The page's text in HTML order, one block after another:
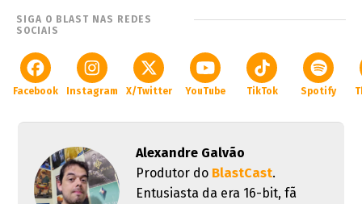
SIGA O BLAST NAS REDES
SOCIAIS
Facebook Instagram X/Twitter YouTube TikTok Spotify
Alexandre Galvão
Produtor do BlastCast.
Entusiasta da era 16-bit, fã